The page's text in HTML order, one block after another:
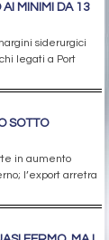
AI MINIMI DA 13
siderurgici
legati a Port
SOTTO
in aumento
l’export arretra